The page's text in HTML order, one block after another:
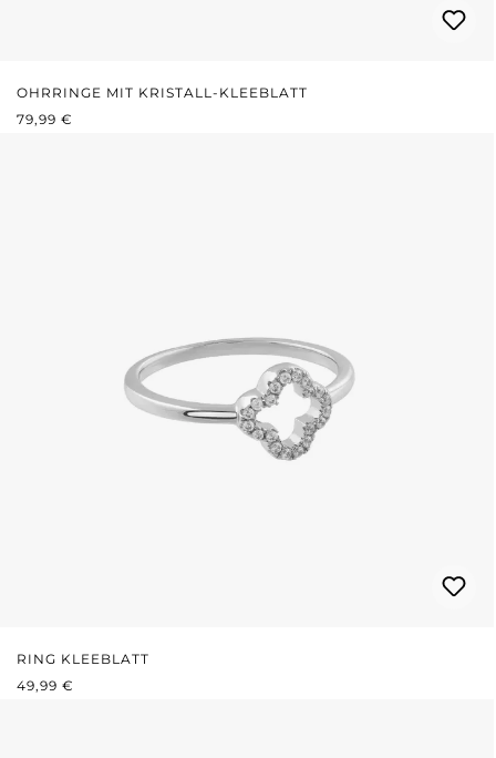
OHRRINGE MIT KRISTALL-KLEEBLATT
REGULÄRER PREIS:
79,99 €
RING KLEEBLATT
REGULÄRER PREIS:
49,99 €